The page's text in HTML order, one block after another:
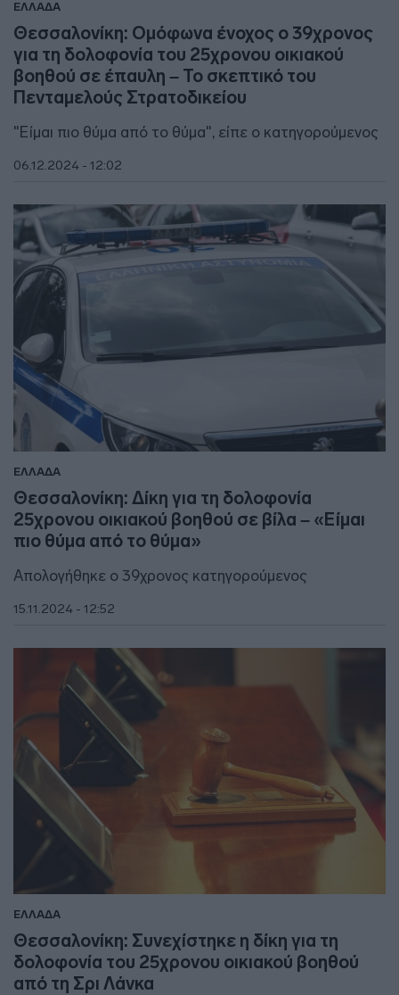
ΕΛΛΑΔΑ
Θεσσαλονίκη: Ομόφωνα ένοχος ο 39χρονος
για τη δολοφονία του 25χρονου οικιακού
βοηθού σε έπαυλη – Το σκεπτικό του
Πενταμελούς Στρατοδικείου
"Είμαι πιο θύμα από το θύμα", είπε ο κατηγορούμενος
06.12.2024 - 12:02
ΕΛΛΑΔΑ
Θεσσαλονίκη: Δίκη για τη δολοφονία
25χρονου οικιακού βοηθού σε βίλα – «Είμαι
πιο θύμα από το θύμα»
Απολογήθηκε ο 39χρονος κατηγορούμενος
15.11.2024 - 12:52
ΕΛΛΑΔΑ
Θεσσαλονίκη: Συνεχίστηκε η δίκη για τη
δολοφονία του 25χρονου οικιακού βοηθού
από τη Σρι Λάνκα